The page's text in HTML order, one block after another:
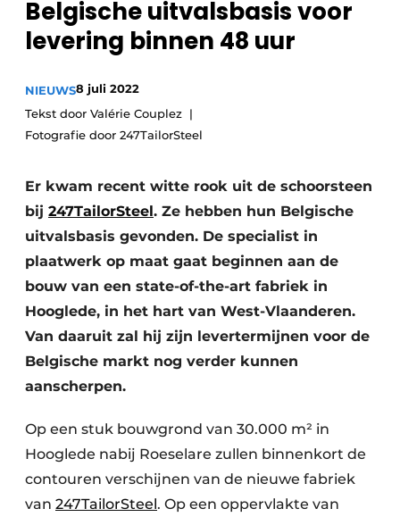
Vacature aanmelden
Vacatures
Video’s
Belgische uitvalsbasis voor
levering binnen 48 uur
NIEUWS8 juli 2022
Tekst door Valérie Couplez
Fotografie door 247TailorSteel
Er kwam recent witte rook uit de schoorsteen
bij 247TailorSteel. Ze hebben hun Belgische
uitvalsbasis gevonden. De specialist in
plaatwerk op maat gaat beginnen aan de
bouw van een state-of-the-art fabriek in
Hooglede, in het hart van West-Vlaanderen.
Van daaruit zal hij zijn levertermijnen voor de
Belgische markt nog verder kunnen
aanscherpen.
Op een stuk bouwgrond van 30.000 m² in
Hooglede nabij Roeselare zullen binnenkort de
contouren verschijnen van de nieuwe fabriek
van 247TailorSteel. Op een oppervlakte van